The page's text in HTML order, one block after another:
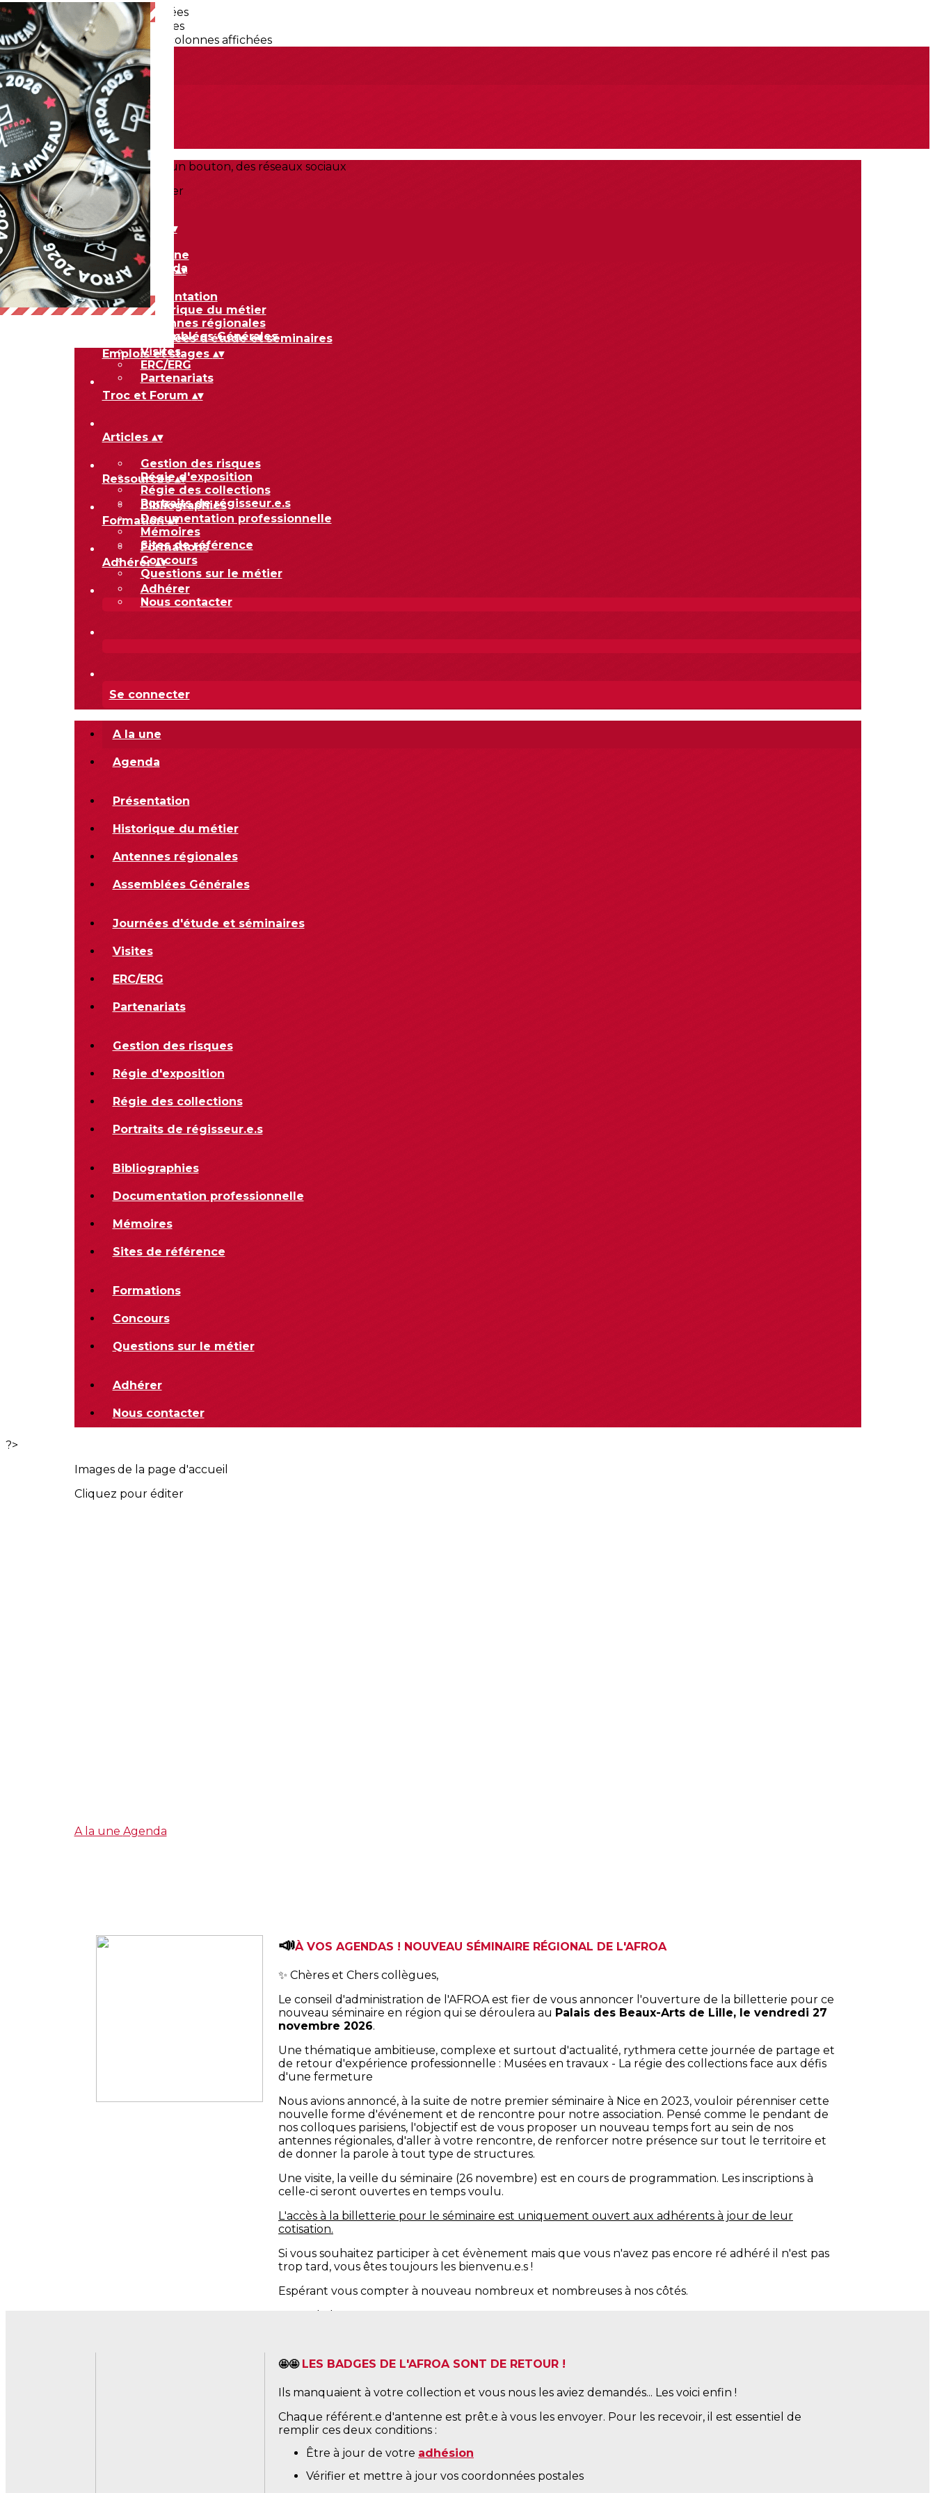
Exporter les lignes sélectionnées
Exporter toutes les colonnes
Exporter uniquement les colonnes affichées
Menu
<
>
A la une
Agenda
Ajoutez un logo, un bouton, des réseaux sociaux
Cliquez pour éditer
Actualités
▾
A la une
Agenda
Association▴▾
Présentation
Historique du métier
Antennes régionales
Assemblées Générales
Activités
Journées d'étude et séminaires
Visites
ERC/ERG
Partenariats
Emplois et stages ▴▾
Troc et Forum ▴▾
Articles ▴▾
Gestion des risques
Régie d'exposition
Régie des collections
Portraits de régisseur.e.s
Ressources▴▾
Bibliographies
Documentation professionnelle
Mémoires
Sites de référence
Formation▴▾
Formations
Concours
Questions sur le métier
Adhérer▴▾
Adhérer
Nous contacter
Se connecter
A la une
Agenda
Présentation
Historique du métier
Antennes régionales
Assemblées Générales
Journées d'étude et séminaires
Visites
ERC/ERG
Partenariats
Gestion des risques
Régie d'exposition
Régie des collections
Portraits de régisseur.e.s
Bibliographies
Documentation professionnelle
Mémoires
Sites de référence
Formations
Concours
Questions sur le métier
Adhérer
Nous contacter
?>
Images de la page d'accueil
Cliquez pour éditer
A la une Agenda
📣À VOS AGENDAS ! NOUVEAU SÉMINAIRE RÉGIONAL DE L'AFROA
✨ Chères et Chers collègues,
Le conseil d'administration de l'AFROA est fier de vous annoncer l'ouverture de la billetterie pour ce
nouveau séminaire en région qui se déroulera au Palais des Beaux-Arts de Lille, le vendredi 27
novembre 2026.
Une thématique ambitieuse, complexe et surtout d'actualité, rythmera cette journée de partage et
de retour d'expérience professionnelle : Musées en travaux - La régie des collections face aux défis
d'une fermeture
Nous avions annoncé, à la suite de notre premier séminaire à Nice en 2023, vouloir pérenniser cette
nouvelle forme d'événement et de rencontre pour notre association. Pensé comme le pendant de
nos colloques parisiens, l'objectif est de vous proposer un nouveau temps fort au sein de nos
antennes régionales, d'aller à votre rencontre, de renforcer notre présence sur tout le territoire et
de donner la parole à tout type de structures.
Une visite, la veille du séminaire (26 novembre) est en cours de programmation. Les inscriptions à
celle-ci seront ouvertes en temps voulu.
L'accès à la billetterie pour le séminaire est uniquement ouvert aux adhérents à jour de leur
cotisation.
Si vous souhaitez participer à cet évènement mais que vous n'avez pas encore ré adhéré il n'est pas
trop tard, vous êtes toujours les bienvenu.e.s !
Espérant vous compter à nouveau nombreux et nombreuses à nos côtés.
Le CA de l'AFROA
en-travaux
🤩🤩 LES BADGES DE L'AFROA SONT DE RETOUR !
Ils manquaient à votre collection et vous nous les aviez demandés... Les voici enfin !
Chaque référent.e d'antenne est prêt.e à vous les envoyer. Pour les recevoir, il est essentiel de
remplir ces deux conditions :
Être à jour de votre adhésion
Vérifier et mettre à jour vos coordonnées postales